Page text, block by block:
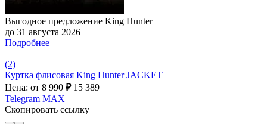
Выгодное предложение King Hunter
до 31 августа 2026
Подробнее
(2)
Куртка флисовая King Hunter JACKET
Цена: от 8 990 ₽ 15 389
Telegram MAX
Скопировать ссылку